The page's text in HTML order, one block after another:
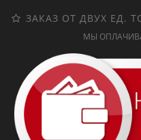
ЗАКАЗ ОТ ДВУХ ЕД.
МЫ